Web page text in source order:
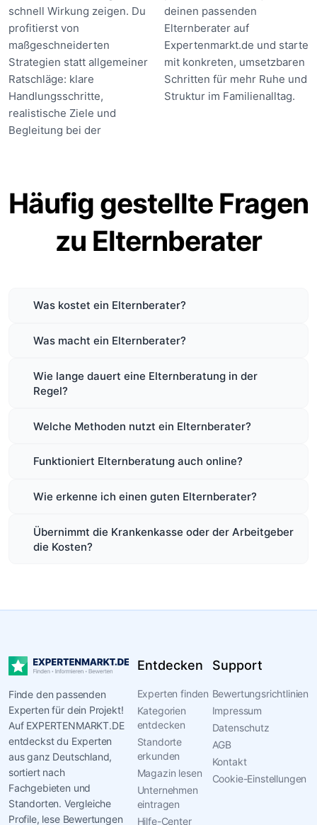
schnell Wirkung zeigen. Du
profitierst von
maßgeschneiderten
Strategien statt allgemeiner
Ratschläge: klare
Handlungsschritte,
realistische Ziele und
Begleitung bei der
deinen passenden
Elternberater auf
Expertenmarkt.de und starte
mit konkreten, umsetzbaren
Schritten für mehr Ruhe und
Struktur im Familienalltag.
Häufig gestellte Fragen
zu Elternberater
Was kostet ein Elternberater?
Was macht ein Elternberater?
Wie lange dauert eine Elternberatung in der
Regel?
Welche Methoden nutzt ein Elternberater?
Funktioniert Elternberatung auch online?
Wie erkenne ich einen guten Elternberater?
Übernimmt die Krankenkasse oder der Arbeitgeber
die Kosten?
Finde den passenden
Experten für dein Projekt!
Auf EXPERTENMARKT.DE
entdeckst du Experten
aus ganz Deutschland,
sortiert nach
Fachgebieten und
Standorten. Vergleiche
Profile, lese Bewertungen
Entdecken
Experten finden
Kategorien
entdecken
Standorte
erkunden
Magazin lesen
Unternehmen
eintragen
Hilfe-Center
Support
Bewertungsrichtlinien
Impressum
Datenschutz
AGB
Kontakt
Cookie-Einstellungen